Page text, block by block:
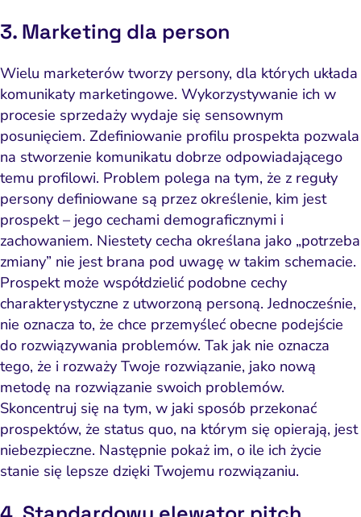
i budowanie popytu
Zaufanie i pozycjonowanie
Strona i konwersja
Pomiar i atrybucja
CRM i obsługa leadów
Ryzyko i zgodność
Analityka i atrybucja
i kontrola ryzyka
Content marketing
E-mail marketing
HubSpot
automation i CRM
Marketing wideo i wizualny
Optymalizacja konwersji
Pozycjonowanie marki
PPC i kampanie płatne
SEO
Social media marketing
page
Outsourcing IT
Software House
Napraw
3. Marketing dla person
Wielu marketerów tworzy persony, dla których układa
komunikaty marketingowe. Wykorzystywanie ich w
procesie sprzedaży wydaje się sensownym
posunięciem. Zdefiniowanie profilu prospekta pozwala
na stworzenie komunikatu dobrze odpowiadającego
temu profilowi. Problem polega na tym, że z reguły
persony definiowane są przez określenie, kim jest
prospekt – jego cechami demograficznymi i
zachowaniem. Niestety cecha określana jako „potrzeba
zmiany” nie jest brana pod uwagę w takim schemacie.
Prospekt może współdzielić podobne cechy
charakterystyczne z utworzoną personą. Jednocześnie,
nie oznacza to, że chce przemyśleć obecne podejście
do rozwiązywania problemów. Tak jak nie oznacza
tego, że i rozważy Twoje rozwiązanie, jako nową
metodę na rozwiązanie swoich problemów.
Skoncentruj się na tym, w jaki sposób przekonać
prospektów, że status quo, na którym się opierają, jest
niebezpieczne. Następnie pokaż im, o ile ich życie
stanie się lepsze dzięki Twojemu rozwiązaniu.